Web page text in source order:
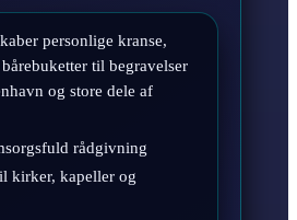
personlige kranse,
til begravelser
og store dele af
rådgivning
kirker, kapeller og